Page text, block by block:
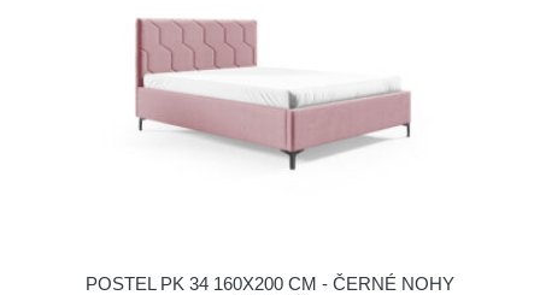
POSTEL PK 34 160X200 CM - ČERNÉ NOHY